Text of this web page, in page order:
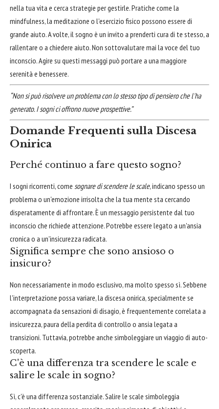
nella tua vita e cerca strategie per gestirle. Pratiche come la
mindfulness, la meditazione o l'esercizio fisico possono essere di
grande aiuto. A volte, il sogno è un invito a prenderti cura di te stesso, a
rallentare o a chiedere aiuto. Non sottovalutare mai la voce del tuo
inconscio. Agire su questi messaggi può portare a una maggiore
serenità e benessere.
“Non si può risolvere un problema con lo stesso tipo di pensiero che l'ha
generato. I sogni ci offrono nuove prospettive.”
Domande Frequenti sulla Discesa
Onirica
Perché continuo a fare questo sogno?
I sogni ricorrenti, come sognare di scendere le scale, indicano spesso un
problema o un'emozione irrisolta che la tua mente sta cercando
disperatamente di affrontare. È un messaggio persistente dal tuo
inconscio che richiede attenzione. Potrebbe essere legato a un'ansia
cronica o a un'insicurezza radicata.
Significa sempre che sono ansioso o
insicuro?
Non necessariamente in modo esclusivo, ma molto spesso sì. Sebbene
l'interpretazione possa variare, la discesa onirica, specialmente se
accompagnata da sensazioni di disagio, è frequentemente correlata a
insicurezza, paura della perdita di controllo o ansia legata a
transizioni. Tuttavia, potrebbe anche simboleggiare un viaggio di auto-
scoperta.
C'è una differenza tra scendere le scale e
salire le scale in sogno?
Sì, c'è una differenza sostanziale. Salire le scale simboleggia